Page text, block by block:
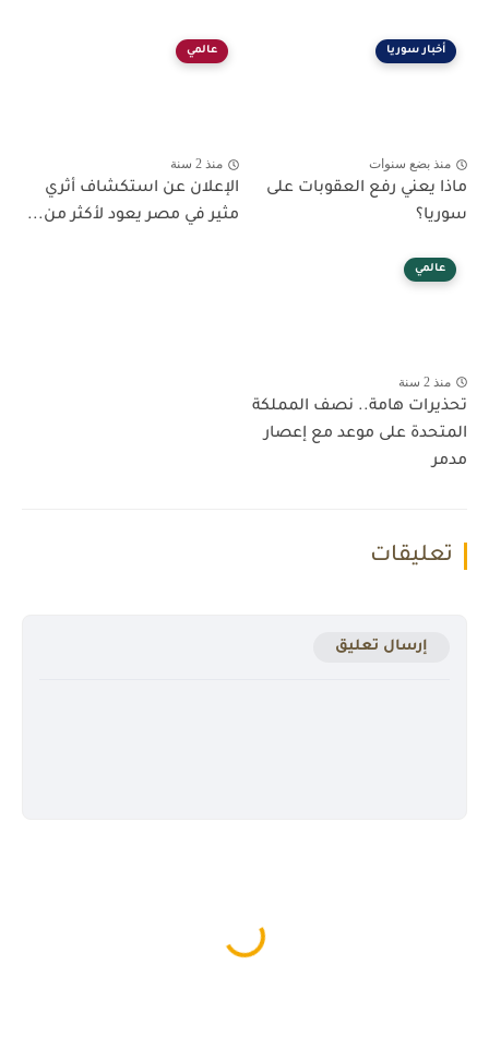
أخبار سوريا
منذ بضع سنوات
ماذا يعني رفع العقوبات على
سوريا؟
عالمي
منذ 2 سنة
الإعلان عن استكشاف أثري
مثير في مصر يعود لأكثر من...
عالمي
منذ 2 سنة
تحذيرات هامة.. نصف المملكة
المتحدة على موعد مع إعصار
مدمر
تعليقات
إرسال تعليق